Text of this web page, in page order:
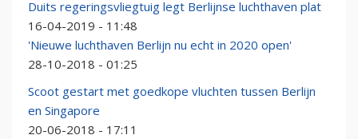
Duits regeringsvliegtuig legt Berlijnse luchthaven plat
16-04-2019 - 11:48
'Nieuwe luchthaven Berlijn nu echt in 2020 open'
28-10-2018 - 01:25
Scoot gestart met goedkope vluchten tussen Berlijn
en Singapore
20-06-2018 - 17:11